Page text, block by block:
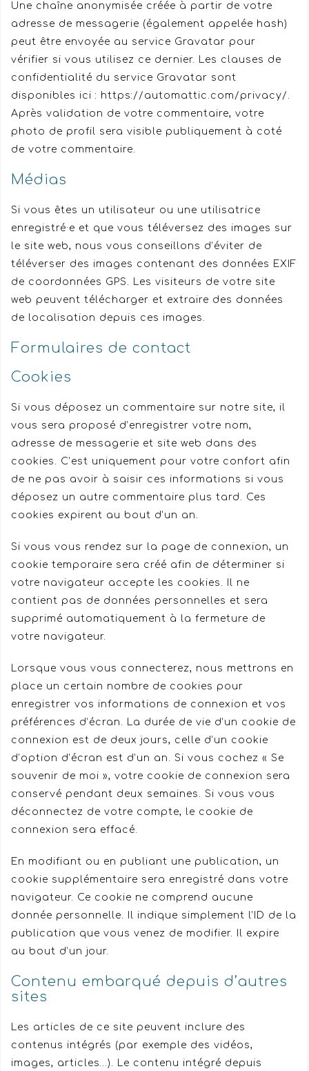
Une chaîne anonymisée créée à partir de votre
adresse de messagerie (également appelée hash)
peut être envoyée au service Gravatar pour
vérifier si vous utilisez ce dernier. Les clauses de
confidentialité du service Gravatar sont
disponibles ici : https://automattic.com/privacy/.
Après validation de votre commentaire, votre
photo de profil sera visible publiquement à coté
de votre commentaire.
Médias
Si vous êtes un utilisateur ou une utilisatrice
enregistré·e et que vous téléversez des images sur
le site web, nous vous conseillons d’éviter de
téléverser des images contenant des données EXIF
de coordonnées GPS. Les visiteurs de votre site
web peuvent télécharger et extraire des données
de localisation depuis ces images.
Formulaires de contact
Cookies
Si vous déposez un commentaire sur notre site, il
vous sera proposé d’enregistrer votre nom,
adresse de messagerie et site web dans des
cookies. C’est uniquement pour votre confort afin
de ne pas avoir à saisir ces informations si vous
déposez un autre commentaire plus tard. Ces
cookies expirent au bout d’un an.
Si vous vous rendez sur la page de connexion, un
cookie temporaire sera créé afin de déterminer si
votre navigateur accepte les cookies. Il ne
contient pas de données personnelles et sera
supprimé automatiquement à la fermeture de
votre navigateur.
Lorsque vous vous connecterez, nous mettrons en
place un certain nombre de cookies pour
enregistrer vos informations de connexion et vos
préférences d’écran. La durée de vie d’un cookie de
connexion est de deux jours, celle d’un cookie
d’option d’écran est d’un an. Si vous cochez « Se
souvenir de moi », votre cookie de connexion sera
conservé pendant deux semaines. Si vous vous
déconnectez de votre compte, le cookie de
connexion sera effacé.
En modifiant ou en publiant une publication, un
cookie supplémentaire sera enregistré dans votre
navigateur. Ce cookie ne comprend aucune
donnée personnelle. Il indique simplement l’ID de la
publication que vous venez de modifier. Il expire
au bout d’un jour.
Contenu embarqué depuis d’autres
sites
Les articles de ce site peuvent inclure des
contenus intégrés (par exemple des vidéos,
images, articles…). Le contenu intégré depuis